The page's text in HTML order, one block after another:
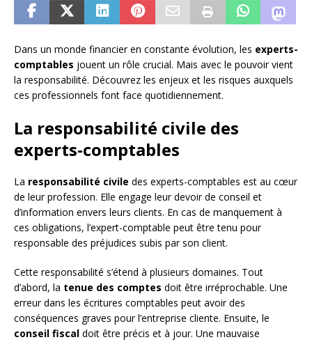
Dans un monde financier en constante évolution, les experts-
comptables jouent un rôle crucial. Mais avec le pouvoir vient
la responsabilité. Découvrez les enjeux et les risques auxquels
ces professionnels font face quotidiennement.
La responsabilité civile des
experts-comptables
La responsabilité civile des experts-comptables est au cœur
de leur profession. Elle engage leur devoir de conseil et
d’information envers leurs clients. En cas de manquement à
ces obligations, l’expert-comptable peut être tenu pour
responsable des préjudices subis par son client.
Cette responsabilité s’étend à plusieurs domaines. Tout
d’abord, la tenue des comptes doit être irréprochable. Une
erreur dans les écritures comptables peut avoir des
conséquences graves pour l’entreprise cliente. Ensuite, le
conseil fiscal doit être précis et à jour. Une mauvaise